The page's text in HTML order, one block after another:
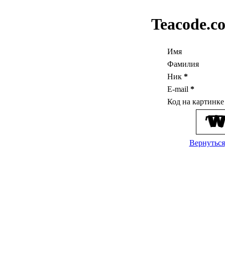
Имя
Фамилия
Ник *
E-mail *
Код на
Вернуться